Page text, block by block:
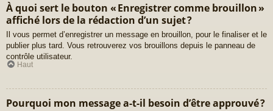
À quoi sert le bouton « Enregistrer comme brouillon »
affiché lors de la rédaction d’un sujet ?
Il vous permet d’enregistrer un message en brouillon, pour le finaliser et le
publier plus tard. Vous retrouverez vos brouillons depuis le panneau de
contrôle utilisateur.
Haut
Pourquoi mon message a-t-il besoin d’être approuvé ?